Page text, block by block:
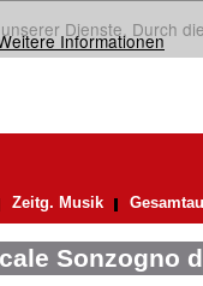
Dienste. Durch
Informationen
Zeitg. Musik
Sonzogno